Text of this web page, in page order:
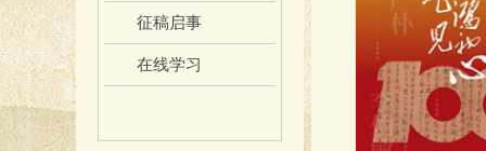
征稿启事
在线学习